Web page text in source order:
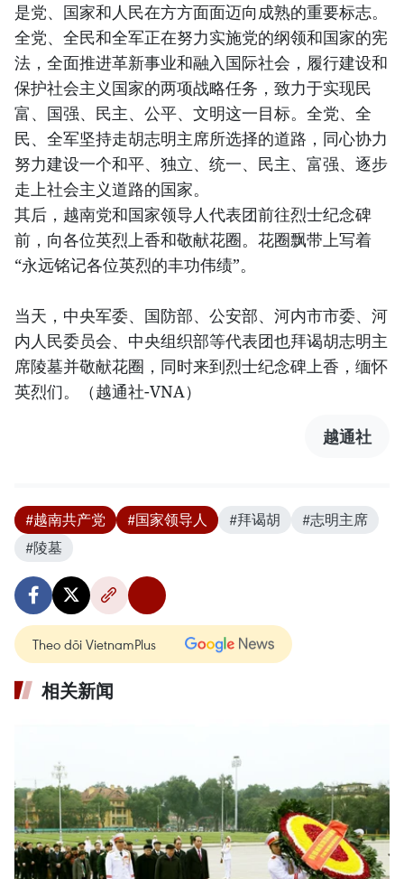
是党、国家和人民在方方面面迈向成熟的重要标志。
全党、全民和全军正在努力实施党的纲领和国家的宪
法，全面推进革新事业和融入国际社会，履行建设和
保护社会主义国家的两项战略任务，致力于实现民
富、国强、民主、公平、文明这一目标。全党、全
民、全军坚持走胡志明主席所选择的道路，同心协力
努力建设一个和平、独立、统一、民主、富强、逐步
走上社会主义道路的国家。
其后，越南党和国家领导人代表团前往烈士纪念碑
前，向各位英烈上香和敬献花圈。花圈飘带上写着
“永远铭记各位英烈的丰功伟绩”。
当天，中央军委、国防部、公安部、河内市市委、河
内人民委员会、中央组织部等代表团也拜谒胡志明主
席陵墓并敬献花圈，同时来到烈士纪念碑上香，缅怀
英烈们。（越通社-VNA）
越通社
#越南共产党 #国家领导人 #拜谒胡
#志明主席
#陵墓
Theo dõi VietnamPlus
相关新闻